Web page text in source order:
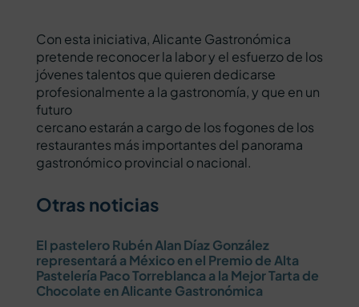
Con esta iniciativa, Alicante Gastronómica
pretende reconocer la labor y el esfuerzo de los
jóvenes talentos que quieren dedicarse
profesionalmente a la gastronomía, y que en un
futuro
cercano estarán a cargo de los fogones de los
restaurantes más importantes del panorama
gastronómico provincial o nacional.
Otras noticias
El pastelero Rubén Alan Díaz González
representará a México en el Premio de Alta
Pastelería Paco Torreblanca a la Mejor Tarta de
Chocolate en Alicante Gastronómica